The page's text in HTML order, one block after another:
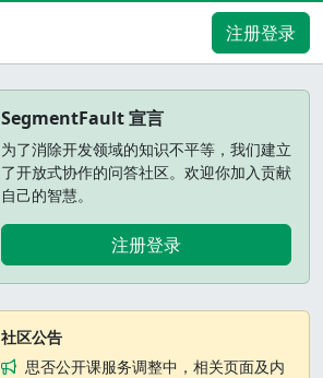
注册登录
SegmentFault 宣言
为了消除开发领域的知识不平等，我们建立
了开放式协作的问答社区。欢迎你加入贡献
自己的智慧。
注册登录
社区公告
思否公开课服务调整中，相关页面及内